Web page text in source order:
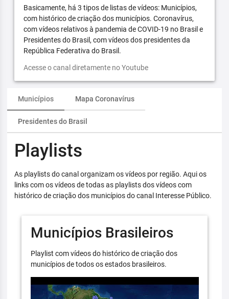
Basicamente, há 3 tipos de listas de vídeos: Municípios,
com histórico de criação dos municípios. Coronavírus,
com vídeos relativos à pandemia de COVID-19 no Brasil e
Presidentes do Brasil, com vídeos dos presidentes da
República Federativa do Brasil.
Acesse o canal diretamente no Youtube
Municípios Mapa Coronavírus
Presidentes do Brasil
Playlists
As playlists do canal organizam os vídeos por região. Aqui os
links com os vídeos de todas as playlists dos vídeos com
histórico de criação dos municípios do canal Interesse Público.
Municípios Brasileiros
Playlist com vídeos do histórico de criação dos
municípios de todos os estados brasileiros.